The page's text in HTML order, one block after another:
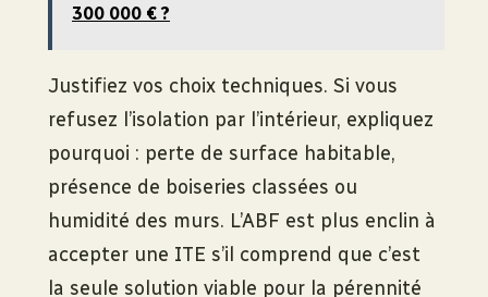
300 000 € ?
Justifiez vos choix techniques. Si vous
refusez l’isolation par l’intérieur, expliquez
pourquoi : perte de surface habitable,
présence de boiseries classées ou
humidité des murs. L’ABF est plus enclin à
accepter une ITE s’il comprend que c’est
la seule solution viable pour la pérennité